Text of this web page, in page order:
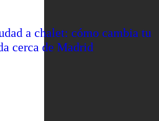
a chalet: cómo cambia tu
cerca de Madrid